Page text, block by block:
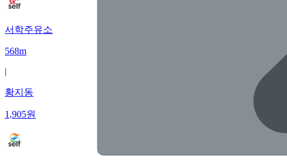
서학주유소
568m
|
황지동
1,905원